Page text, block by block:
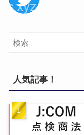
人気記事！